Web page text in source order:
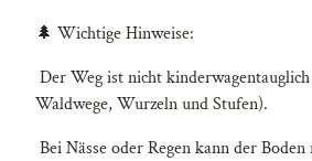
🌲 Wichtige Hinweise:
Der Weg ist nicht
Waldwege, Wurzeln und Stufen).
Bei Nässe oder Regen kann der